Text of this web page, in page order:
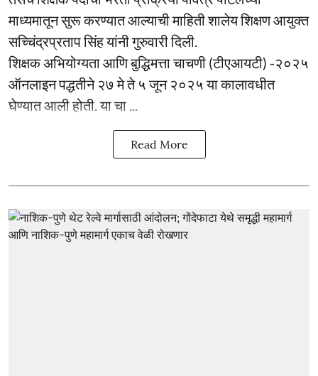
माध्यमातून सुरू करण्यात आल्याची माहिती शालेय शिक्षण आयुक्त
सच्चिंद्रप्रताप सिंह यांनी गुरुवारी दिली.
शिक्षक अभियोग्यता आणि बुद्धिमत्ता चाचणी (टीएआयटी) -२०२५
ऑनलाइन पद्धतीने २७ मे ते ५ जून २०२५ या कालावधीत
घेण्यात आली होती. या चा ...
Read More